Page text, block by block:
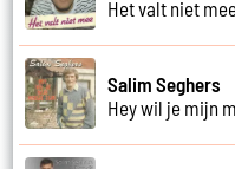
Het valt niet
Salim Seghers
Hey wil je mijn